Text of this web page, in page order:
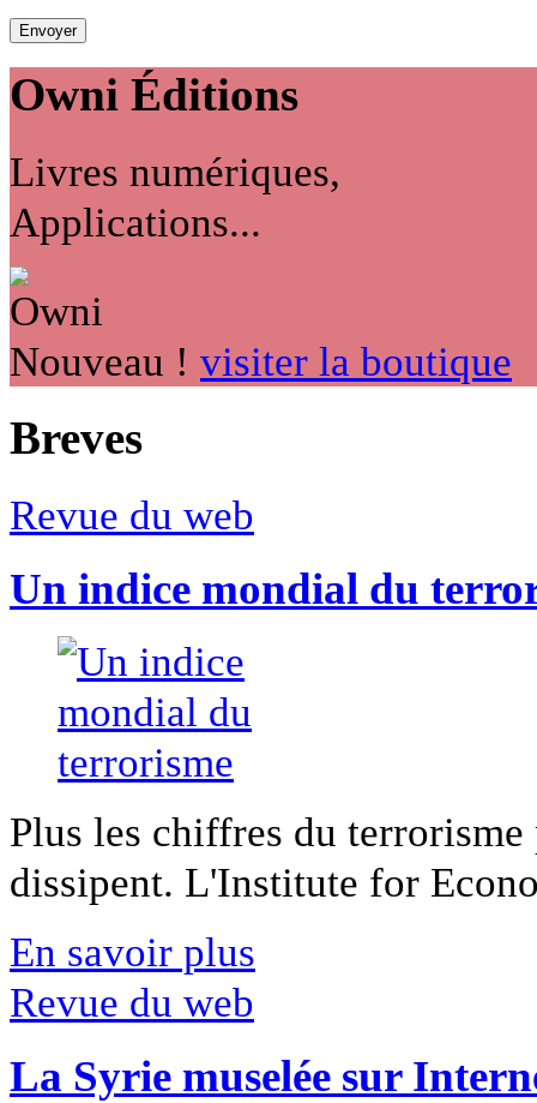
Owni Éditions
Livres numériques,
Applications...
Nouveau ! visiter la boutique
Breves
Revue du web
Un indice mondial du
Plus les chiffres du
dissipent. L'Institute for
En savoir plus
Revue du web
La Syrie muselée sur